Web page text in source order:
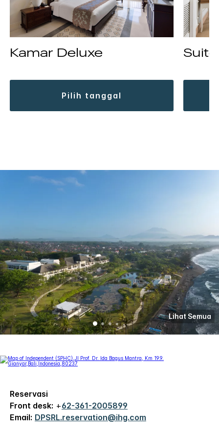
Kamar Deluxe
pilih tanggal
Lihat Semua
Reservasi
Front desk: +62-361-2005899
Email: DPSRL.reservation@ihg.com